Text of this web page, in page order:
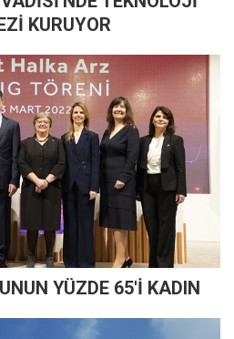
KURUYOR
YÜZDE 65'İ KADIN